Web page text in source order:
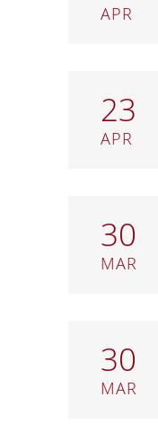
APR
23
APR
30
MAR
30
MAR